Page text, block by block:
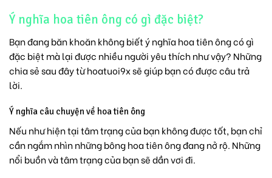
Ý nghĩa hoa tiên ông có gì đặc biệt?
Bạn đang băn khoăn không biết ý nghĩa hoa tiên ông có gì
đặc biệt mà lại được nhiều người yêu thích như vậy? Những
chia sẻ sau đây từ hoatuoi9x sẽ giúp bạn có được câu trả
lời.
Ý nghĩa câu chuyện về hoa tiên ông
Nếu như hiện tại tâm trạng của bạn không được tốt, bạn chỉ
cần ngắm nhìn những bông hoa tiên ông đang nở rộ. Những
nổi buồn và tâm trạng của bạn sẽ dần vơi đi.